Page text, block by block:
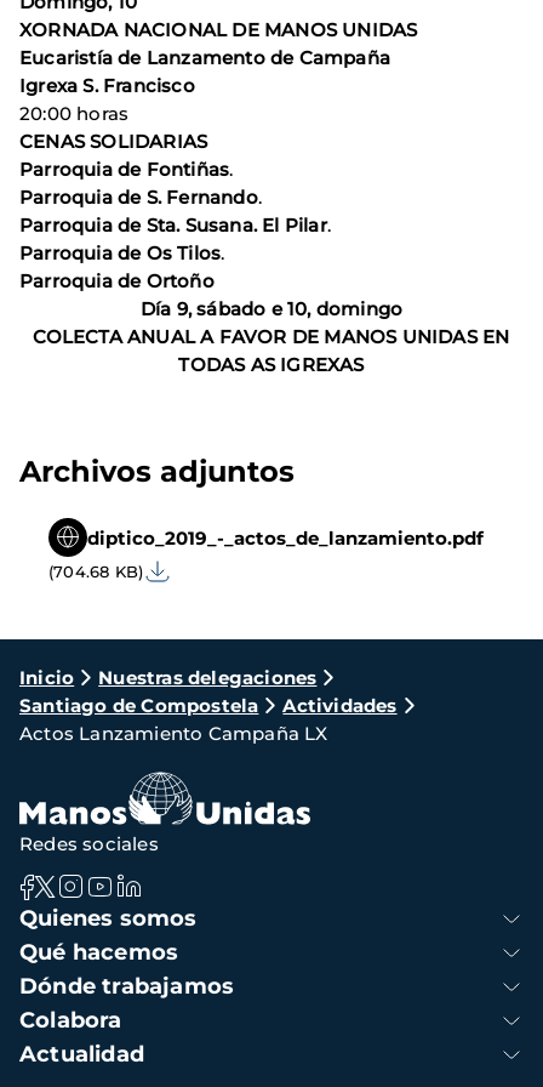
XORNADA NACIONAL DE MANOS UNIDAS
Eucaristía de Lanzamento de Campaña
Igrexa S. Francisco
20:00 horas
CENAS SOLIDARIAS
Parroquia de Fontiñas.
Parroquia de S. Fernando.
Parroquia de Sta. Susana. El Pilar.
Parroquia de Os Tilos.
Parroquia de Ortoño
Día 9, sábado e 10, domingo
COLECTA ANUAL A FAVOR DE MANOS UNIDAS EN
TODAS AS IGREXAS
Archivos adjuntos
diptico_2019_-_actos_de_lanzamiento.pdf
(704.68 KB)
Ruta
de
navegación
Inicio
Nuestras delegaciones
Santiago de Compostela
Actividades
Actos Lanzamiento Campaña LX
Navegación
principal
Quienes somos
Qué hacemos
Dónde trabajamos
Colabora
Actualidad
Redes sociales